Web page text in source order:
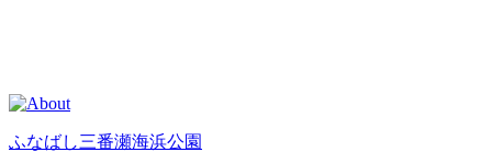
ふなばし三番瀬海浜公園